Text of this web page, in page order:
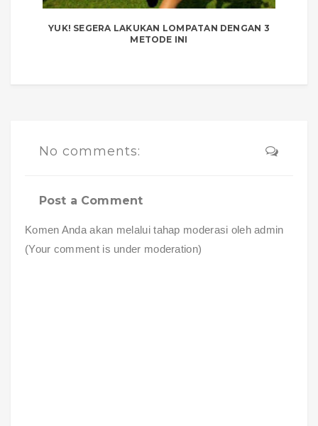
YUK! SEGERA LAKUKAN LOMPATAN DENGAN 3
METODE INI
No comments:
Post a Comment
Komen Anda akan melalui tahap moderasi oleh admin
(Your comment is under moderation)